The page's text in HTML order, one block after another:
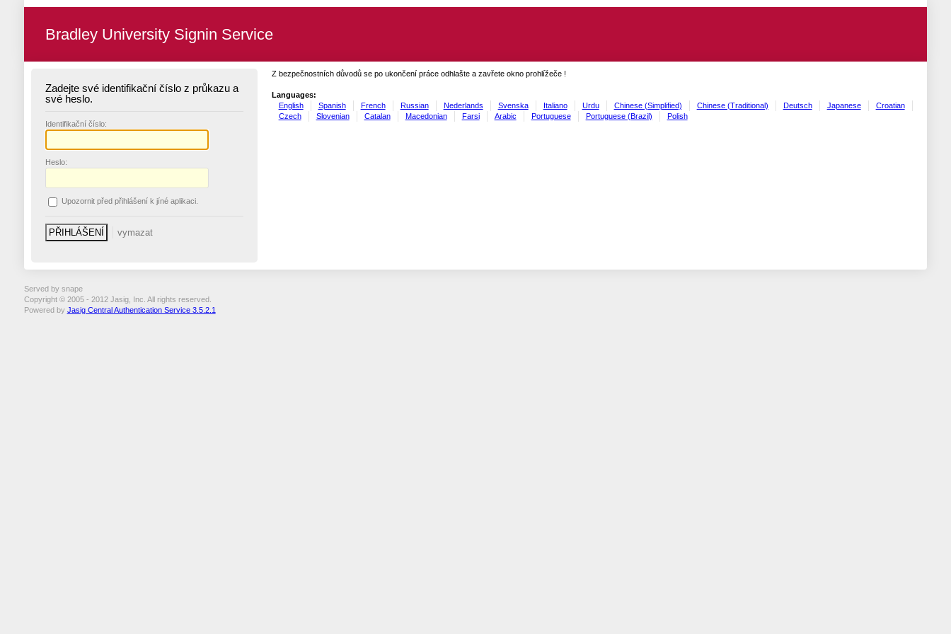
Bradley University Signin Service
Zadejte své identifikační číslo z průkazu a
své heslo.
Identifikační číslo:
Heslo:
Upozornit před přihlášení k jíné aplikaci.
Z bezpečnostních důvodů se po ukončení práce odhlašte a zavřete okno prohlížeče !
Languages:
English
Spanish French Russian Nederlands Svenska Italiano Urdu Chinese (Simplified) Chinese (Traditional) Deutsch Japanese
Croatian
Czech
Slovenian Catalan Macedonian Farsi Arabic Portuguese Portuguese (Brazil) Polish
Served by snape
Copyright © 2005 - 2012 Jasig, Inc. All rights reserved.
Powered by Jasig Central Authentication Service 3.5.2.1